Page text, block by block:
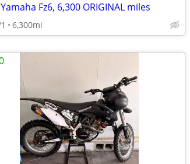
Fz6, 6,300 ORIGINAL miles
6,300mi